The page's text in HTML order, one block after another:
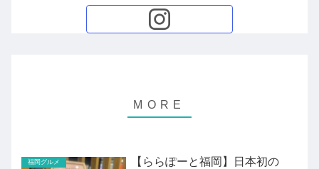
福岡グルメ
【ららぽーと福岡】日本初の